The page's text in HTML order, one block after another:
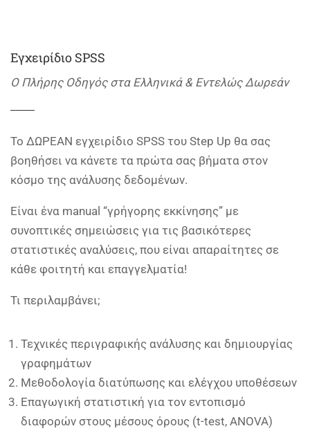
Εγχειρίδιο SPSS
Ο Πλήρης Οδηγός στα Ελληνικά & Εντελώς Δωρεάν
Το ΔΩΡΕΑΝ εγχειρίδιο SPSS του Step Up θα σας
βοηθήσει να κάνετε τα πρώτα σας βήματα στον
κόσμο της ανάλυσης δεδομένων.
Είναι ένα manual “γρήγορης εκκίνησης” με
συνοπτικές σημειώσεις για τις βασικότερες
στατιστικές αναλύσεις, που είναι απαραίτητες σε
κάθε φοιτητή και επαγγελματία!
Τι περιλαμβάνει;
Τεχνικές περιγραφικής ανάλυσης και δημιουργίας
γραφημάτων
Μεθοδολογία διατύπωσης και ελέγχου υποθέσεων
Επαγωγική στατιστική για τον εντοπισμό
διαφορών στους μέσους όρους (t-test, ANOVA)